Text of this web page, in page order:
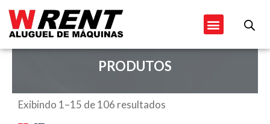
para
conteúdo
Menu
PRODUTOS
Exibindo 1–15 de 106 resultados